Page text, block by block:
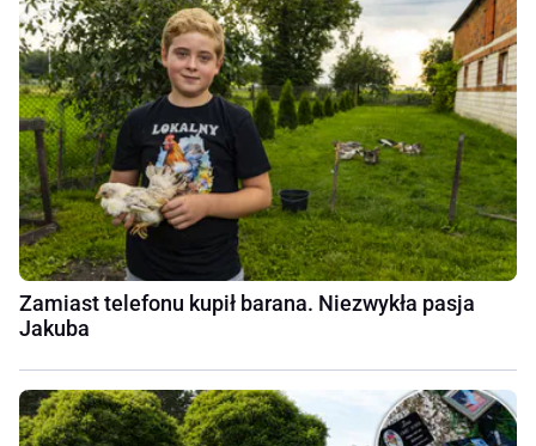
Zamiast telefonu kupił barana. Niezwykła pasja
Jakuba